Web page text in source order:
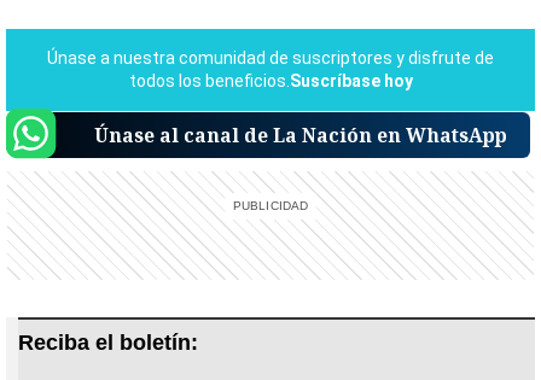
Únase al canal de La Nación en WhatsApp
Reciba el boletín: